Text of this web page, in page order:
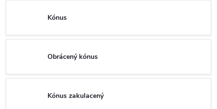
Kónus
Obrácený kónus
Kónus zakulacený